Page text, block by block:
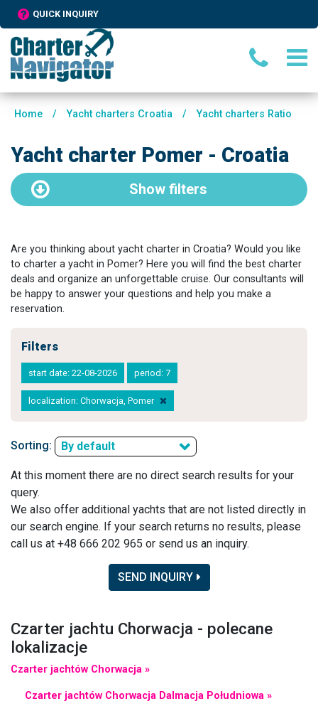
QUICK INQUIRY
Home / Yacht charters Croatia / Yacht charters Ratio
Yacht charter Pomer - Croatia
Show filters
Are you thinking about yacht charter in Croatia? Would you like
to charter a yacht in Pomer? Here you will find the best charter
deals and organize an unforgettable cruise. Our consultants will
be happy to answer your questions and help you make a
reservation.
Filters
start date: 22-08-2026 period: 7
localization: Chorwacja, Pomer
Sorting: By default
At this moment there are no direct search results for your
query.
We also offer additional yachts that are not listed directly in
our search engine. If your search returns no results, please
call us at +48 666 202 965 or send us an inquiry.
SEND INQUIRY
Czarter jachtu Chorwacja - polecane
lokalizacje
Czarter jachtów Chorwacja »
Czarter jachtów Chorwacja Dalmacja Południowa »